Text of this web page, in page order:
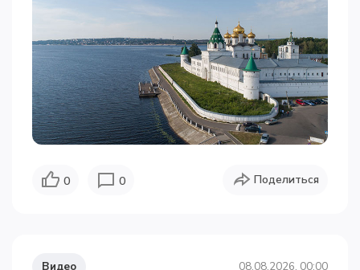
0 0 Поделиться
Видео 08.08.2026, 00:00